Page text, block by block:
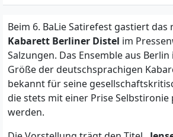
Beim 6. BaLie Satirefest gastiert
Kabarett Berliner Distel im
Salzungen. Das Ensemble aus
Größe der deutschsprachigen
bekannt für seine
die stets mit einer Prise
werden.